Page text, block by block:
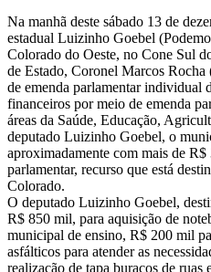
Na manhã deste sábado 13 de
estadual Luizinho Goebel
Colorado do Oeste, no Cone Sul
de Estado, Coronel Marcos
de emenda parlamentar individual
financeiros por meio de emenda
áreas da Saúde, Educação,
deputado Luizinho Goebel, o
aproximadamente com mais de
parlamentar, recurso que está
Colorado.
O deputado Luizinho Goebel,
R$ 850 mil, para aquisição de
municipal de ensino, R$ 200 mil
asfálticos para atender as
realização de tapa buracos de